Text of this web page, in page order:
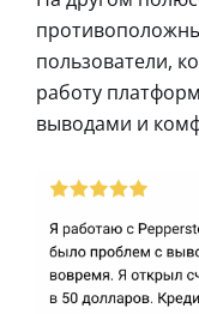
пользователи,
работу
выводами и